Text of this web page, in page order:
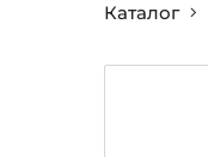
Каталог